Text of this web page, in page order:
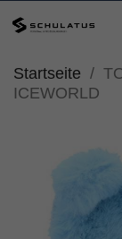
Startseite
ICEWORLD